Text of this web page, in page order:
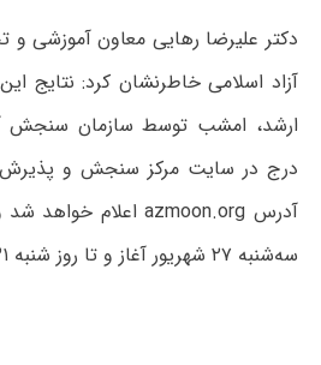
دکتر علیرضا رهایی معاون آموزشی و
آزاد اسلامی خاطرنشان کرد: نتایج
ارشد، امشب توسط سازمان
درج در سایت مرکز سنجش و پذیرش
آدرس azmoon.orgاعلام خواهد شد
سه‌شنبه ۲۷ شهریور آغاز و تا روز شنبه ۳۱ شهریور ادامه دارد.